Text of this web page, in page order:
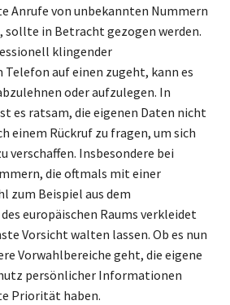
Anrufe von unbekannten Nummern
sollte in Betracht gezogen werden.
klingender
Telefon auf einen zugeht, kann es
oder aufzulegen. In
es ratsam, die eigenen Daten nicht
einem Rückruf zu fragen, um sich
verschaffen. Insbesondere bei
die oftmals mit einer
zum Beispiel aus dem
europäischen Raums verkleidet
Vorsicht walten lassen. Ob es nun
Vorwahlbereiche geht, die eigene
persönlicher Informationen
Priorität haben.